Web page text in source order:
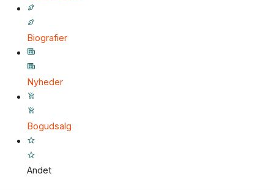
Biografier
Nyheder
Bogudsalg
Andet